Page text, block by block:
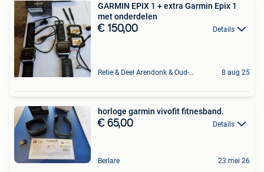
GARMIN EPIX 1 + extra Garmin Epix 1
met onderdelen
€ 150,00 Details
Retie & Deel Arendonk & Oud-Turnhout 8 aug 25
horloge garmin vivofit fitnesband.
€ 65,00 Details
Berlare 23 mei 26